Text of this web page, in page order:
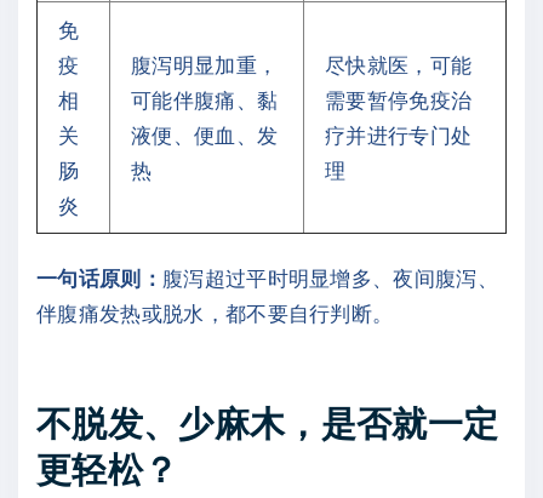
免
疫
相
关
肠
炎
腹泻明显加重，
可能伴腹痛、黏
液便、便血、发
热
尽快就医，可能
需要暂停免疫治
疗并进行专门处
理
一句话原则： 腹泻超过平时明显增多、夜间腹泻、
伴腹痛发热或脱水，都不要自行判断。
不脱发、少麻木，是否就一定
更轻松？